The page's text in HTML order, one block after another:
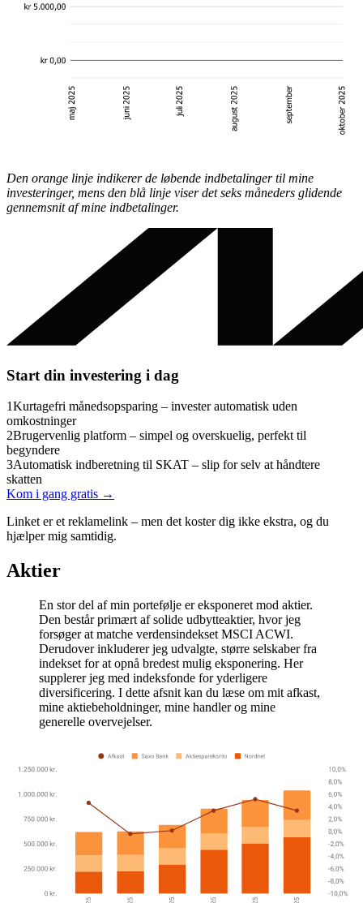
Den orange linje indikerer de løbende indbetalinger til mine
investeringer, mens den blå linje viser det seks måneders glidende
gennemsnit af mine indbetalinger.
Start din investering i dag
1Kurtagefri månedsopsparing – invester automatisk uden
omkostninger
2Brugervenlig platform – simpel og overskuelig, perfekt til
begyndere
3Automatisk indberetning til SKAT – slip for selv at håndtere
skatten
Kom i gang gratis →
Linket er et reklamelink – men det koster dig ikke ekstra, og du
hjælper mig samtidig.
Aktier
En stor del af min portefølje er eksponeret mod aktier.
Den består primært af solide udbytteaktier, hvor jeg
forsøger at matche verdensindekset MSCI ACWI.
Derudover inkluderer jeg udvalgte, større selskaber fra
indekset for at opnå bredest mulig eksponering. Her
supplerer jeg med indeksfonde for yderligere
diversificering. I dette afsnit kan du læse om mit afkast,
mine aktiebeholdninger, mine handler og mine
generelle overvejelser.